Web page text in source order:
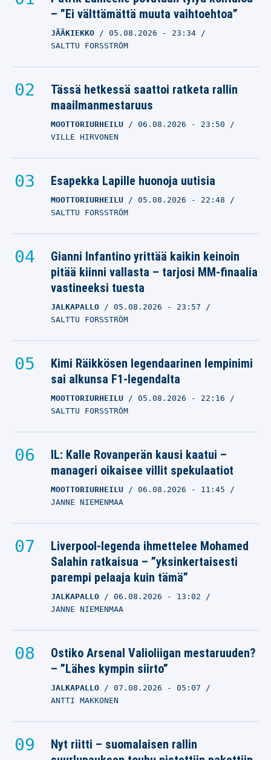
– ”Ei välttämättä muuta vaihtoehtoa”
JÄÄKIEKKO 05.08.2026 - 23:34
SALTTU FORSSTRÖM
Tässä hetkessä saattoi ratketa rallin
maailmanmestaruus
MOOTTORIURHEILU 06.08.2026 - 23:50
VILLE HIRVONEN
Esapekka Lapille huonoja uutisia
MOOTTORIURHEILU 05.08.2026 - 22:48
SALTTU FORSSTRÖM
Gianni Infantino yrittää kaikin keinoin
pitää kiinni vallasta – tarjosi MM-finaalia
vastineeksi tuesta
JALKAPALLO 05.08.2026 - 23:57
SALTTU FORSSTRÖM
Kimi Räikkösen legendaarinen lempinimi
sai alkunsa F1-legendalta
MOOTTORIURHEILU 05.08.2026 - 22:16
SALTTU FORSSTRÖM
IL: Kalle Rovanperän kausi kaatui –
manageri oikaisee villit spekulaatiot
MOOTTORIURHEILU 06.08.2026 - 11:45
JANNE NIEMENMAA
Liverpool-legenda ihmettelee Mohamed
Salahin ratkaisua – ”yksinkertaisesti
parempi pelaaja kuin tämä”
JALKAPALLO 06.08.2026 - 13:02
JANNE NIEMENMAA
Ostiko Arsenal Valioliigan mestaruuden?
– ”Lähes kympin siirto”
JALKAPALLO 07.08.2026 - 05:07
ANTTI MAKKONEN
Nyt riitti – suomalaisen rallin